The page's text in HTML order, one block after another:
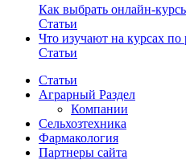
Как выбрать онлайн-
Статьи
Что изучают на курсах
Статьи
Статьи
Аграрный Раздел
Компании
Сельхозтехника
Фармакология
Партнеры сайта